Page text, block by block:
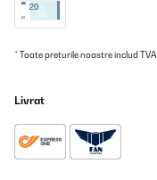
* Toate prețurile noastre includ TVA.
Livrat